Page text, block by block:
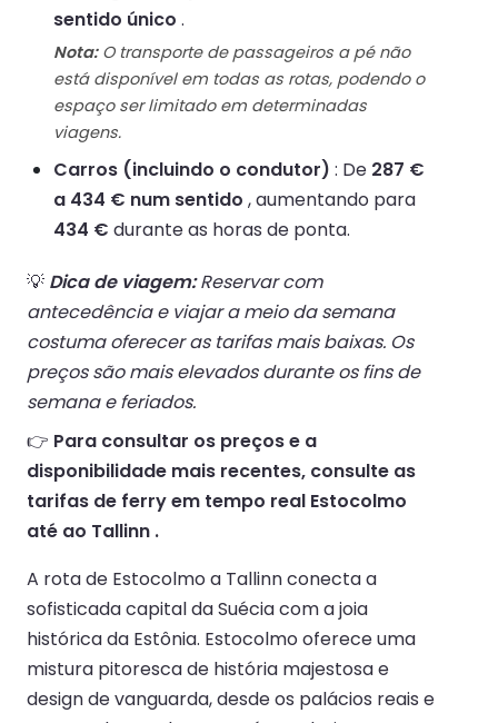
sentido único .
Nota:O transporte de passageiros a pé não
está disponível em todas as rotas, podendo o
espaço ser limitado em determinadas
viagens.
Carros (incluindo o condutor) : De 287 €
a 434 € num sentido , aumentando para
434 € durante as horas de ponta.
💡 Dica de viagem:Reservar com
antecedência e viajar a meio da semana
costuma oferecer as tarifas mais baixas. Os
preços são mais elevados durante os fins de
semana e feriados.
👉 Para consultar os preços e a
disponibilidade mais recentes, consulte as
tarifas de ferry em tempo real Estocolmo
até ao Tallinn .
A rota de Estocolmo a Tallinn conecta a
sofisticada capital da Suécia com a joia
histórica da Estônia. Estocolmo oferece uma
mistura pitoresca de história majestosa e
design de vanguarda, desde os palácios reais e